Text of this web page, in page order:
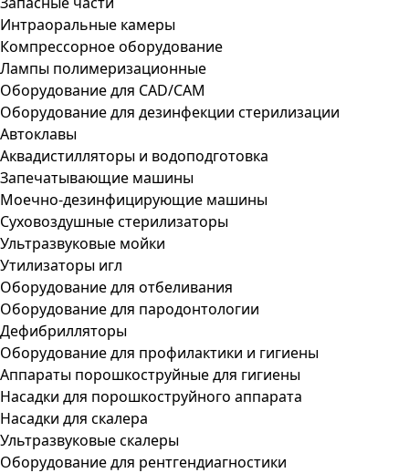
Интраоральные камеры
Компрессорное оборудование
Лампы полимеризационные
Оборудование для CAD/CAM
Оборудование для дезинфекции стерилизации
Автоклавы
Аквадистилляторы и водоподготовка
Запечатывающие машины
Моечно-дезинфицирующие машины
Суховоздушные стерилизаторы
Ультразвуковые мойки
Утилизаторы игл
Оборудование для отбеливания
Оборудование для пародонтологии
Дефибрилляторы
Оборудование для профилактики и гигиены
Аппараты порошкоструйные для гигиены
Насадки для порошкоструйного аппарата
Насадки для скалера
Ультразвуковые скалеры
Оборудование для рентгендиагностики